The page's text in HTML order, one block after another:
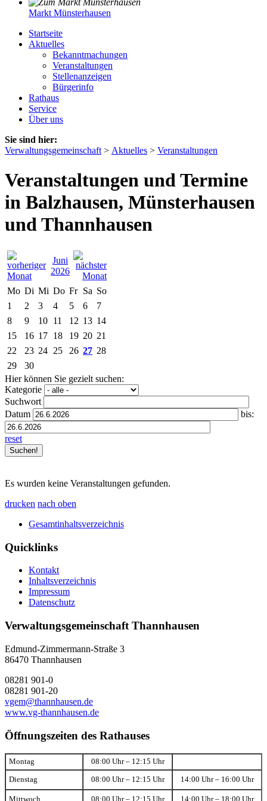
Markt Münsterhausen
Startseite
Aktuelles
Bekanntmachungen
Veranstaltungen
Stellenanzeigen
Bürgerinfo
Rathaus
Service
Über uns
Sie sind hier:
Verwaltungsgemeinschaft > Aktuelles > Veranstaltungen
Veranstaltungen und Termine
in Balzhausen, Münsterhausen
und Thannhausen
Juni
2026
Mo Di Mi Do Fr Sa So
1
2 3 4 5 6
7
8
9 10 11 12 13 14
15
16 17 18 19 20 21
22
23 24 25 26 27 28
29
30
Hier können Sie gezielt suchen:
Kategorie
Suchwort
Datum
bis:
reset
Es wurden keine Veranstaltungen gefunden.
drucken nach oben
Gesamtinhaltsverzeichnis
Quicklinks
Kontakt
Inhaltsverzeichnis
Impressum
Datenschutz
Verwaltungsgemeinschaft Thannhausen
Edmund-Zimmermann-Straße 3
86470 Thannhausen
08281 901-0
08281 901-20
vgem@thannhausen.de
www.vg-thannhausen.de
Öffnungszeiten des Rathauses
Montag 08:00 Uhr – 12:15 Uhr
Dienstag 08:00 Uhr – 12:15 Uhr 14:00 Uhr – 16:00 Uhr